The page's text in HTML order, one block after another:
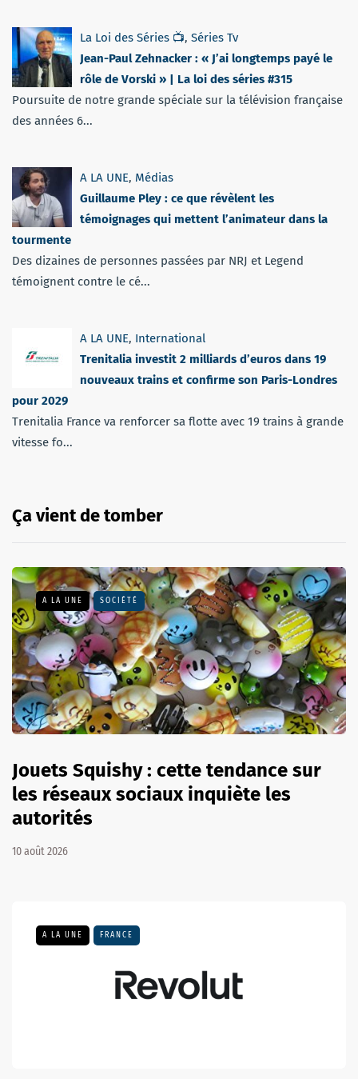
La Loi des Séries 📺, Séries Tv
Jean-Paul Zehnacker : « J’ai longtemps payé le
rôle de Vorski » | La loi des séries #315
Poursuite de notre grande spéciale sur la télévision française
des années 6...
A LA UNE, Médias
Guillaume Pley : ce que révèlent les
témoignages qui mettent l’animateur dans la
tourmente
Des dizaines de personnes passées par NRJ et Legend
témoignent contre le cé...
A LA UNE, International
Trenitalia investit 2 milliards d’euros dans 19
nouveaux trains et confirme son Paris-Londres
pour 2029
Trenitalia France va renforcer sa flotte avec 19 trains à grande
vitesse fo...
Ça vient de tomber
A LA UNE SOCIÉTÉ
Jouets Squishy : cette tendance sur
les réseaux sociaux inquiète les
autorités
10 août 2026
A LA UNE FRANCE